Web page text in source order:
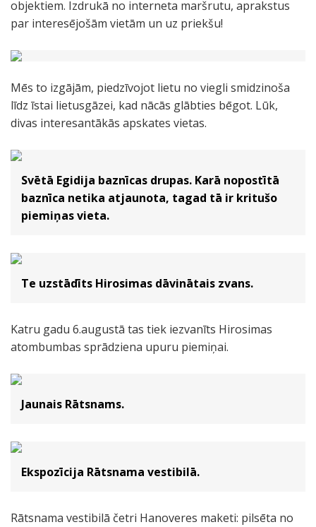
objektiem. Izdrukā no interneta maršrutu, aprakstus
par interesējošām vietām un uz priekšu!
Mēs to izgājām, piedzīvojot lietu no viegli smidzinoša
līdz īstai lietusgāzei, kad nācās glābties bēgot. Lūk,
divas interesantākās apskates vietas.
Svētā Egidija baznīcas drupas. Karā nopostītā
baznīca netika atjaunota, tagad tā ir kritušo
piemiņas vieta.
Te uzstādīts Hirosimas dāvinātais zvans.
Katru gadu 6.augustā tas tiek iezvanīts Hirosimas
atombumbas sprādziena upuru piemiņai.
Jaunais Rātsnams.
Ekspozīcija Rātsnama vestibilā.
Rātsnama vestibilā četri Hanoveres maketi: pilsēta no